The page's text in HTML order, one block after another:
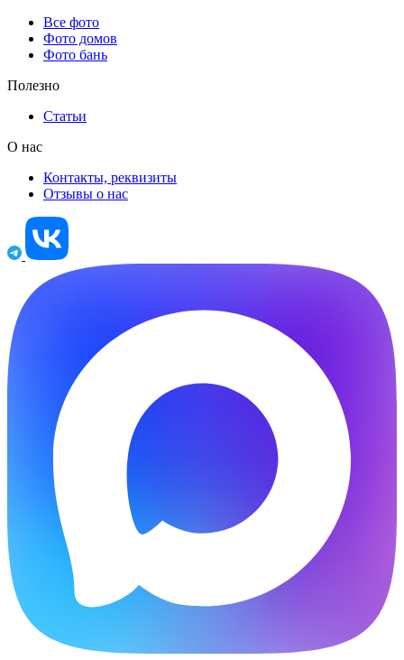
Все фото
Фото домов
Фото бань
Полезно
Статьи
О нас
Контакты, реквизиты
Отзывы о нас